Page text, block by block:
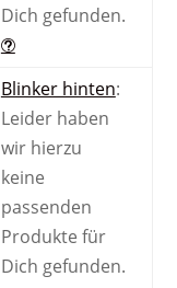
Dich gefunden.
Blinker hinten:
Leider haben
wir hierzu
keine
passenden
Produkte für
Dich gefunden.